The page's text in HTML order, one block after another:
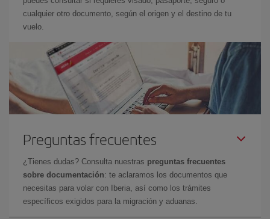
cualquier otro documento, según el origen y el destino de tu
vuelo.
Preguntas frecuentes
¿Tienes dudas? Consulta nuestras preguntas frecuentes
sobre documentación: te aclaramos los documentos que
necesitas para volar con Iberia, así como los trámites
específicos exigidos para la migración y aduanas.